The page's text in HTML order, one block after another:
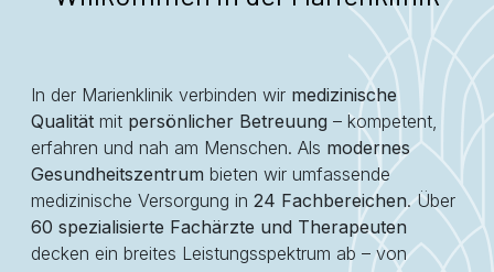
In der Marienklinik verbinden wir medizinische
Qualität mit persönlicher Betreuung – kompetent,
erfahren und nah am Menschen. Als modernes
Gesundheitszentrum bieten wir umfassende
medizinische Versorgung in 24 Fachbereichen. Über
60 spezialisierte Fachärzte und Therapeuten
decken ein breites Leistungsspektrum ab – von